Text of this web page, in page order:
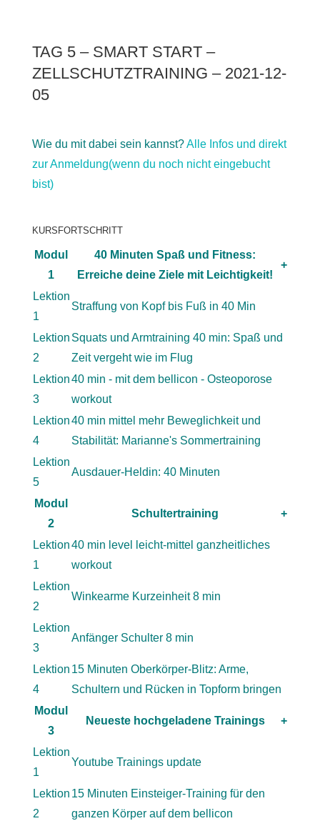
TAG 5 – SMART START –
ZELLSCHUTZTRAINING – 2021-12-
05
Wie du mit dabei sein kannst?Alle Infos und direkt
zur Anmeldung(wenn du noch nicht eingebucht
bist)
KURSFORTSCHRITT
Modul
1
40 Minuten Spaß und Fitness:
Erreiche deine Ziele mit Leichtigkeit!
+
Lektion
1
Straffung von Kopf bis Fuß in 40 Min
Lektion
2
Squats und Armtraining 40 min: Spaß und
Zeit vergeht wie im Flug
Lektion
3
40 min - mit dem bellicon - Osteoporose
workout
Lektion
4
40 min mittel mehr Beweglichkeit und
Stabilität: Marianne's Sommertraining
Lektion
5
Ausdauer-Heldin: 40 Minuten
Modul
2
Schultertraining +
Lektion
1
40 min level leicht-mittel ganzheitliches
workout
Lektion
2
Winkearme Kurzeinheit 8 min
Lektion
3
Anfänger Schulter 8 min
Lektion
4
15 Minuten Oberkörper-Blitz: Arme,
Schultern und Rücken in Topform bringen
Modul
3
Neueste hochgeladene Trainings +
Lektion
1
Youtube Trainings update
Lektion
2
15 Minuten Einsteiger-Training für den
ganzen Körper auf dem bellicon